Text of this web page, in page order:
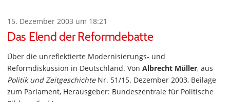
15. Dezember 2003 um 18:21
Das Elend der Reformdebatte
Über die unreflektierte Modernisierungs- und
Reformdiskussion in Deutschland. Von Albrecht Müller, aus
Politik und ZeitgeschichteNr. 51/15. Dezember 2003, Beilage
zum Parlament, Herausgeber: Bundeszentrale für Politische